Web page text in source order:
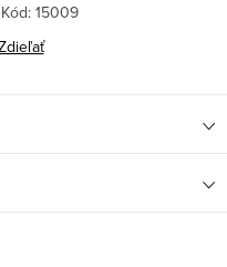
Kód: 15009